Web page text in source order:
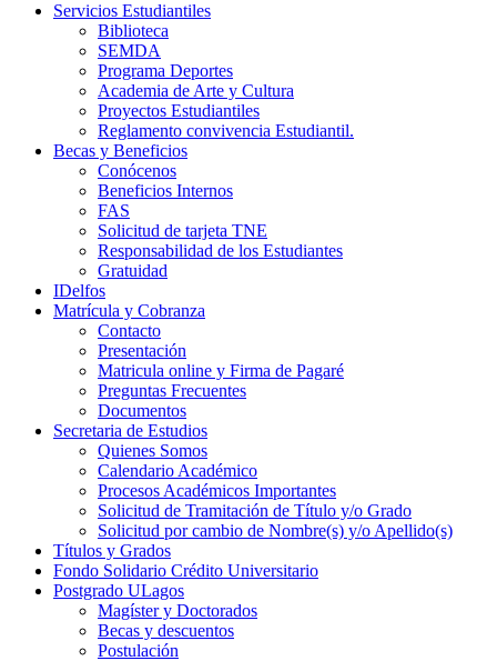
Servicios Estudiantiles
Biblioteca
SEMDA
Programa Deportes
Academia de Arte y Cultura
Proyectos Estudiantiles
Reglamento convivencia Estudiantil.
Becas y Beneficios
Conócenos
Beneficios Internos
FAS
Solicitud de tarjeta TNE
Responsabilidad de los Estudiantes
Gratuidad
IDelfos
Matrícula y Cobranza
Contacto
Presentación
Matricula online y Firma de Pagaré
Preguntas Frecuentes
Documentos
Secretaria de Estudios
Quienes Somos
Calendario Académico
Procesos Académicos Importantes
Solicitud de Tramitación de Título y/o Grado
Solicitud por cambio de Nombre(s) y/o Apellido(s)
Títulos y Grados
Fondo Solidario Crédito Universitario
Postgrado ULagos
Magíster y Doctorados
Becas y descuentos
Postulación